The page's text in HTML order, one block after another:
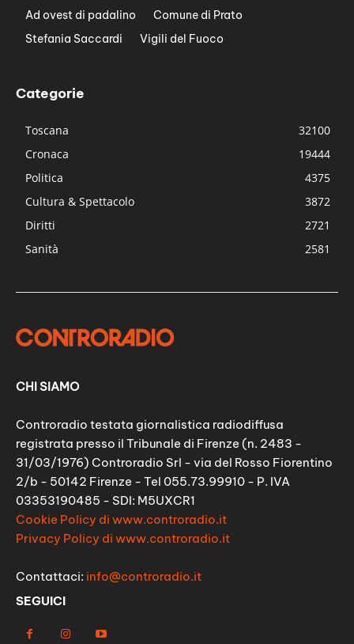
Ad ovest di padalino
Comune di Prato
Stefania Saccardi
Vigili del Fuoco
Categorie
Toscana
32100
Cronaca
19444
Politica
4375
Cultura & Spettacolo
3872
Diritti
2721
Sanità
2581
CHI SIAMO
Controradio testata giornalistica radiodiffusa
registrata presso il Tribunale di Firenze (n. 2483 -
31/03/1976) Controradio Srl - via del Rosso Fiorentino
2/b - 50142 Firenze - Tel 055.73.99910 - P. IVA
03353190485 - SDI: M5UXCR1
Cookie Policy di www.controradio.it
Privacy Policy di www.controradio.it
Contattaci: info@controradio.it
SEGUICI